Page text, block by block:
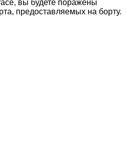
вы будете поражены
предоставляемых на борту.